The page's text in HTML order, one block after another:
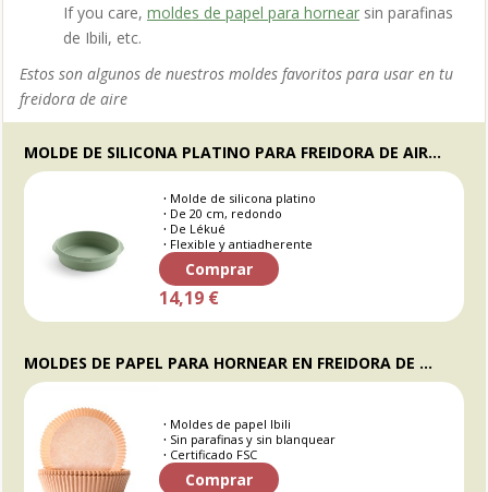
If you care, moldes de papel para hornear sin parafinas
de Ibili, etc.
Estos son algunos de nuestros moldes favoritos para usar en tu
freidora de aire
MOLDE DE SILICONA PLATINO PARA FREIDORA DE AIRE, 20 CM - LEKUE
Molde de silicona platino
De 20 cm, redondo
De Lékué
Flexible y antiadherente
Comprar
14,19 €
MOLDES DE PAPEL PARA HORNEAR EN FREIDORA DE AIRE, 20 CM - IBILI
Moldes de papel Ibili
Sin parafinas y sin blanquear
Certificado FSC
Comprar